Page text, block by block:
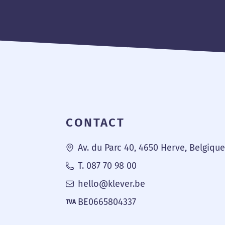
Pied de page
CONTACT
Av. du Parc 40, 4650 Herve, Belgique
T. 087 70 98 00
hello@klever.be
TVA BE0665804337